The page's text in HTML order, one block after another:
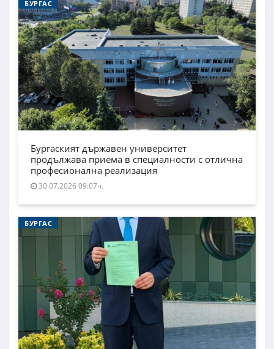
БУРГАС
Бургаският държавен университет
продължава приема в специалности с отлична
професионална реализация
30.07.2026 09:07ч.
БУРГАС